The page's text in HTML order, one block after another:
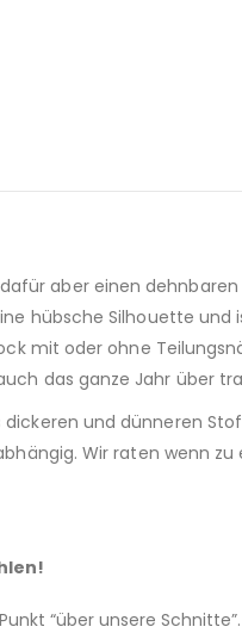
aber einen
hübsche Silhouette
mit oder ohne
das ganze Jahr über
und dünneren
Wir raten wenn
“über unsere Schnitte”.